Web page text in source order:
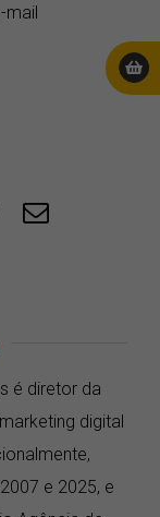
mail
Pinterest
E-
é diretor da
digital
e 2025, e